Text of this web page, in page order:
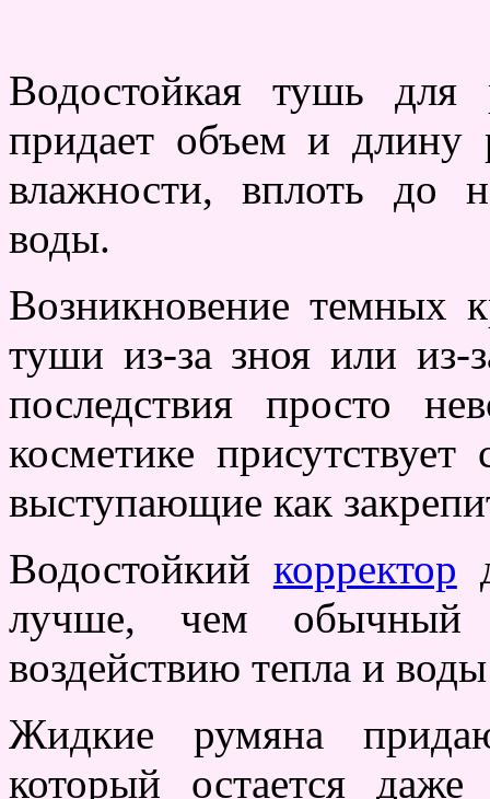
Водостойкая тушь для
придает объем и длину
влажности, вплоть до
воды.
Возникновение темных
туши из-за зноя или из-
последствия просто
косметике
выступающие как
Водостойкий корректор
лучше, чем обычный
воздействию тепла и
Жидкие румяна
который остается